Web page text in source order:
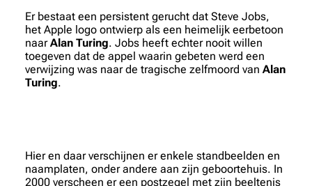
Er bestaat een persistent gerucht dat Steve Jobs,
het Apple logo ontwierp als een heimelijk eerbetoon
naarAlan Turing. Jobs heeft echter nooit willen
toegeven dat de appel waarin gebeten werd een
verwijzing was naar de tragische zelfmoord van Alan
Turing.
Hier en daar verschijnen er enkele standbeelden en
naamplaten, onder andere aan zijn geboortehuis. In
2000 verscheen er een postzegel met zijn beeltenis